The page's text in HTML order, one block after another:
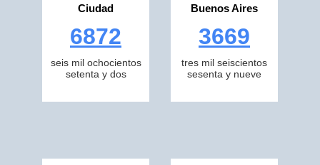
Ciudad
6872
seis mil ochocientos
setenta y dos
Buenos Aires
3669
tres mil seiscientos
sesenta y nueve